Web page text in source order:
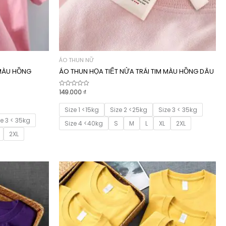
HỒNG
3 < 35kg
2XL
ÁO THUN NỮ
ÁO THUN HỌA TIẾT NỬA TRÁI TIM MÀU HỒNG DÂU
Được
hạng
149.000₫
Size 1 <15kg Size 2 <25kg
Size 3 < 35kg
Size 4 <40kg
S M L XL 2XL